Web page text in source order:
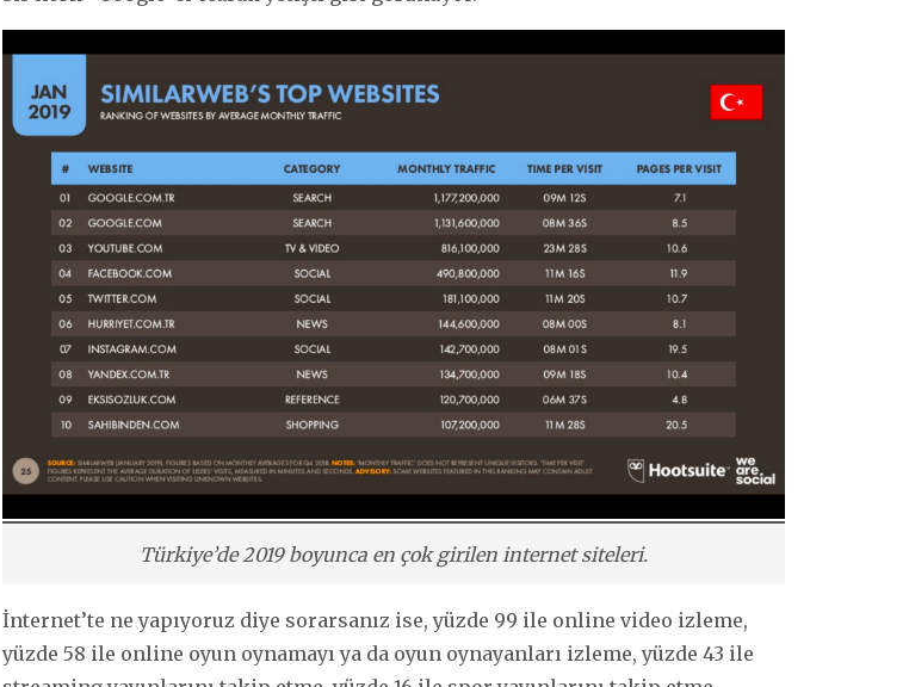
Türkiye’de 2019 boyunca en çok girilen internet siteleri.
İnternet’te ne yapıyoruz diye sorarsanız ise, yüzde 99 ile online video izleme,
yüzde 58 ile online oyun oynamayı ya da oyun oynayanları izleme, yüzde 43 ile